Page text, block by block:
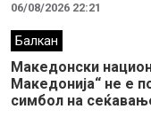
06/08/2026 22:21
Балкан
Македонски
Македонија“ не е
симбол на